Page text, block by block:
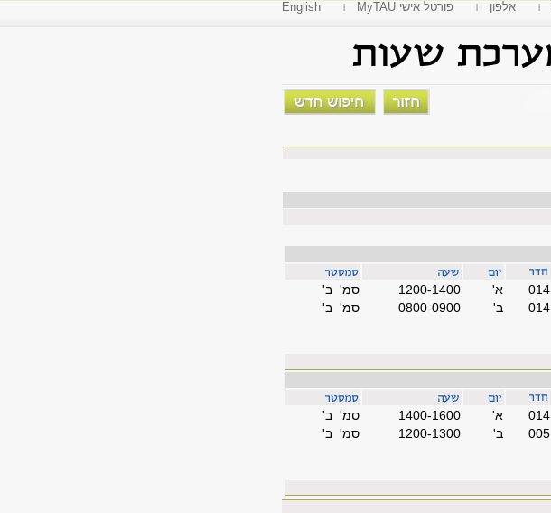
English MyTAU פורטל אישי אלפון
סמ' ב' 1200-1400 'א 014
סמ' ב'
0800-0900 'ב 014
סמ' ב' 1400-1600 'א 014
סמ' ב'
1200-1300 'ב 005